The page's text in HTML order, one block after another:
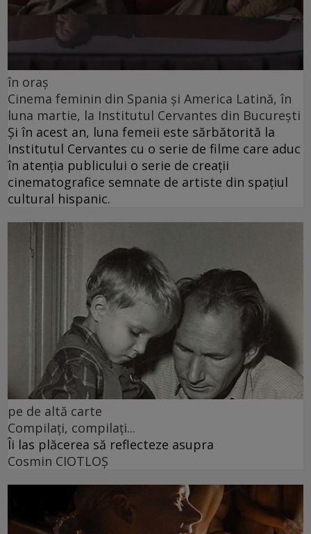
în oraș
Cinema feminin din Spania și America Latină, în
luna martie, la Institutul Cervantes din București
Și în acest an, luna femeii este sărbătorită la
Institutul Cervantes cu o serie de filme care aduc
în atenția publicului o serie de creații
cinematografice semnate de artiste din spațiul
cultural hispanic.
pe de altă carte
Compilați, compilați...
Îi las plăcerea să reflecteze asupra
Cosmin CIOTLOŞ